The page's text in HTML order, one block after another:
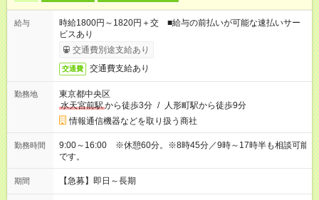
給与
時給1800円～1820円＋交 ■給与の前払いが可能な速払いサー
ビスあり
交通費別途支給あり
交通費 交通費支給あり
勤務地
東京都中央区
水天宮前駅から徒歩3分 / 人形町駅から徒歩9分
情報通信機器などを取り扱う商社
勤務時間
9:00～16:00 ※休憩60分。※8時45分／9時～17時半も相談可能
です。
期間 【急募】即日～長期